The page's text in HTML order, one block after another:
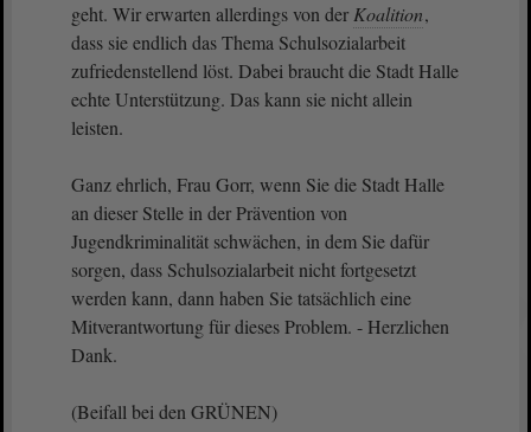
geht. Wir erwarten allerdings von der Koalition,
dass sie endlich das Thema Schulsozialarbeit
zufriedenstellend löst. Dabei braucht die Stadt Halle
echte Unterstützung. Das kann sie nicht allein
leisten.
Ganz ehrlich, Frau Gorr, wenn Sie die Stadt Halle
an dieser Stelle in der Prävention von
Jugendkriminalität schwächen, in dem Sie dafür
sorgen, dass Schulsozialarbeit nicht fortgesetzt
werden kann, dann haben Sie tatsächlich eine
Mitverantwortung für dieses Problem. - Herzlichen
Dank.
(Beifall bei den GRÜNEN)